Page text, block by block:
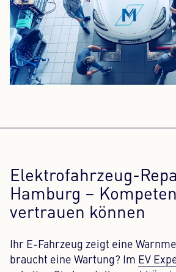
Elektrofahrzeug-
Hamburg –
vertrauen können
Ihr E-Fahrzeug zeigt eine
braucht eine Wartung? Im EV